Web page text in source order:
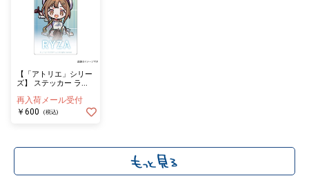
【「アトリエ」シリー
ズ】 ステッカー ライ
再入荷メール受付
￥600
(税込)